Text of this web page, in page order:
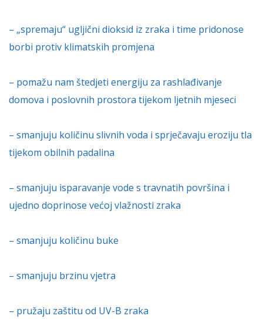
– „spremaju“ ugljični dioksid iz zraka i time pridonose
borbi protiv klimatskih promjena
– pomažu nam štedjeti energiju za rashlađivanje
domova i poslovnih prostora tijekom ljetnih mjeseci
– smanjuju količinu slivnih voda i sprječavaju eroziju tla
tijekom obilnih padalina
– smanjuju isparavanje vode s travnatih površina i
ujedno doprinose većoj vlažnosti zraka
– smanjuju količinu buke
– smanjuju brzinu vjetra
– pružaju zaštitu od UV-B zraka